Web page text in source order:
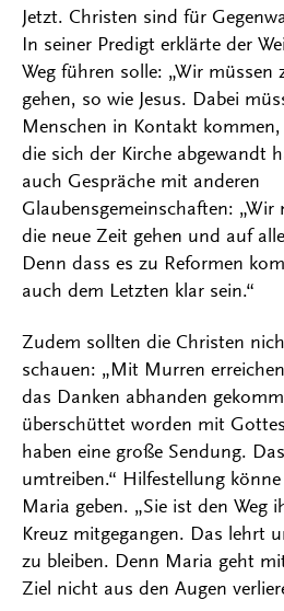
Jetzt. Christen sind für
In seiner Predigt erklärte der
Weg führen solle: „Wir müssen
gehen, so wie Jesus. Dabei
Menschen in Kontakt
die sich der Kirche abgewandt
auch Gespräche mit anderen
Glaubensgemeinschaften: „Wir
die neue Zeit gehen und auf
Denn dass es zu Reformen
auch dem Letzten klar sein.“
Zudem sollten die Christen
schauen: „Mit Murren
das Danken abhanden
überschüttet worden mit
haben eine große Sendung.
umtreiben.“ Hilfestellung
Maria geben. „Sie ist den Weg
Kreuz mitgegangen. Das lehrt
zu bleiben. Denn Maria geht
Ziel nicht aus den Augen